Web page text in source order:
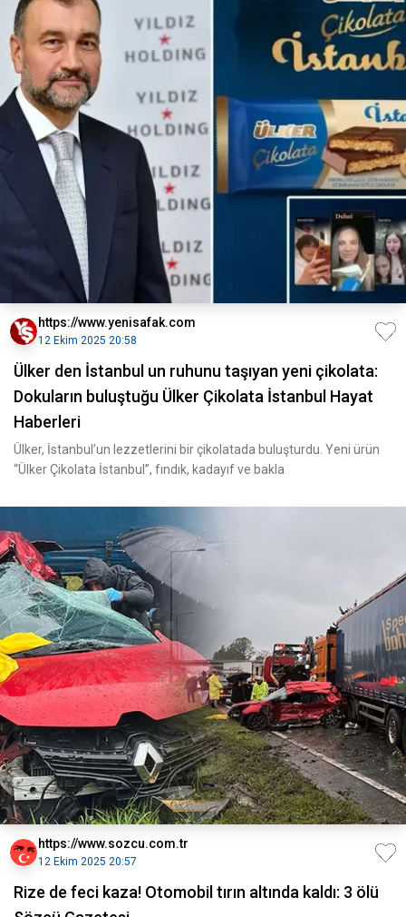
https://www.yenisafak.com
12 Ekim 2025 20:58
Ülker den İstanbul un ruhunu taşıyan yeni çikolata:
Dokuların buluştuğu Ülker Çikolata İstanbul Hayat
Haberleri
Ülker, İstanbul’un lezzetlerini bir çikolatada buluşturdu. Yeni ürün
“Ülker Çikolata İstanbul”, fındık, kadayıf ve bakla
https://www.sozcu.com.tr
12 Ekim 2025 20:57
Rize de feci kaza! Otomobil tırın altında kaldı: 3 ölü